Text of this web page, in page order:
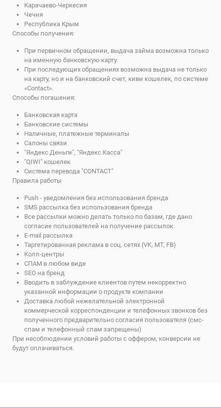
Карачаево-Черкесия
Чечня
Республика Крым
Способы получения:
При первичном обращении, выдача займа возможна только
на именную банковскую карту.
При последующих обращениях возможна выдача не только
на карту, но и на банковский счет, киви кошелек, по системе
«Contact».
Способы погашения:
Банковская карта
Банковские системы
Наличные, платежные терминалы
Салоны связи
"Яндекс.Деньги", "Яндекс.Касса"
"QIWI" кошелек
Система перевода "CONTACT"
Правила работы
Push - уведомления без использования бренда
SMS рассылка без использования бренда
Все рассылки можно делать только по базам, где дано
согласие пользователей на получение рассылок
E-mail рассылка
Таргетированная реклама в соц. сетях (VK, MT, FB)
Колл-центры
СПАМ в любом виде
SEO на бренд
Вводить в заблуждение клиентов путем некорректно
указанной информации о продукте компании
Доставка любой нежелательной электронной
коммерческой корреспонденции и телефонных звонков без
полученного предварительно согласия пользователя (смс-
спам и телефонный спам запрещены)
При несоблюдении условий работы с оффером, конверсии не
будут оплачиваться.